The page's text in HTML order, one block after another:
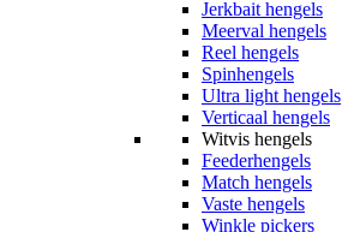
Jerkbait hengels
Meerval hengels
Reel hengels
Spinhengels
Ultra light hengels
Verticaal hengels
Witvis hengels
Feederhengels
Match hengels
Vaste hengels
Winkle pickers